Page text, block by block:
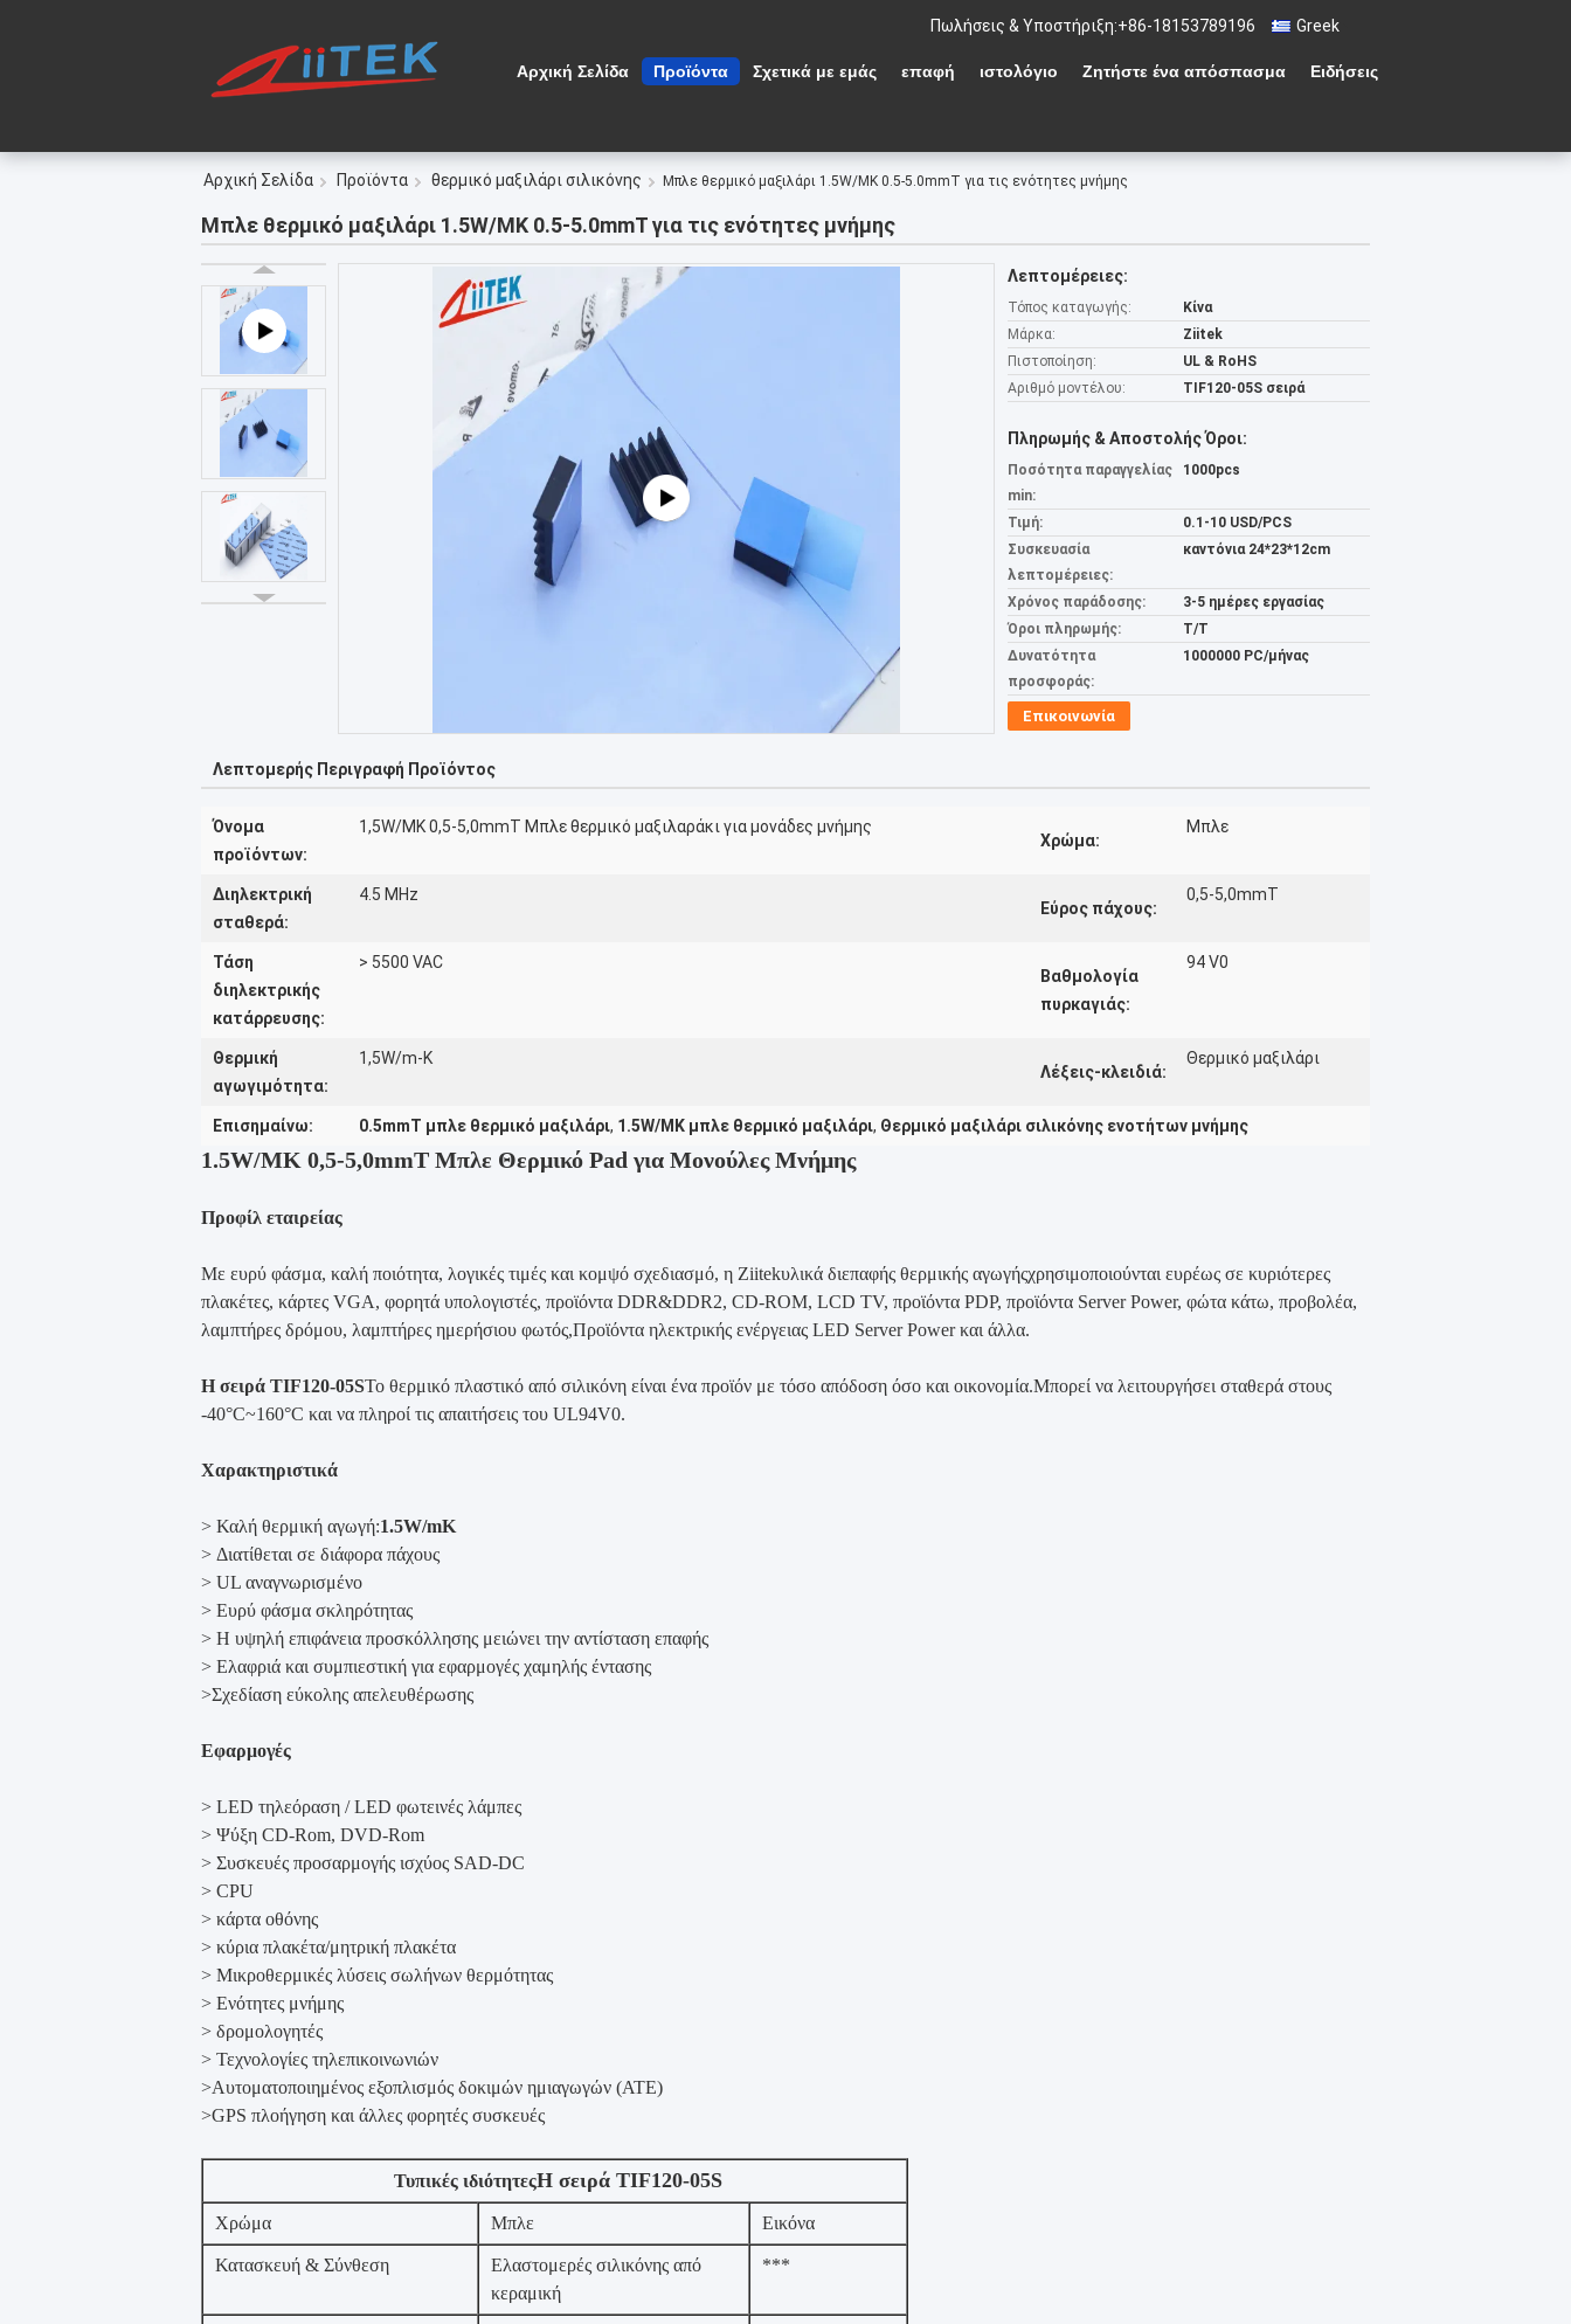
Greek
Πωλήσεις & Υποστήριξη:+86-18153789196
Αρχική Σελίδα Προϊόντα Σχετικά με εμάς επαφή ιστολόγιο Ζητήστε ένα απόσπασμα Ειδήσεις
Αρχική Σελίδα Προϊόντα θερμικό μαξιλάρι σιλικόνης Μπλε θερμικό μαξιλάρι 1.5W/MK 0.5-5.0mmT για τις ενότητες μνήμης
Μπλε θερμικό μαξιλάρι 1.5W/MK 0.5-5.0mmT για τις ενότητες μνήμης
Λεπτομέρειες:
Τόπος καταγωγής:
Κίνα
Μάρκα:
Ziitek
Πιστοποίηση:
UL & RoHS
Αριθμό μοντέλου:
TIF120-05S σειρά
Πληρωμής & Αποστολής Όροι:
Ποσότητα παραγγελίας
min:
1000pcs
Τιμή:
0.1-10 USD/PCS
Συσκευασία
λεπτομέρειες:
καντόνια 24*23*12cm
Χρόνος παράδοσης:
3-5 ημέρες εργασίας
Όροι πληρωμής:
T/T
Δυνατότητα
προσφοράς:
1000000 PC/μήνας
Επικοινωνία
Λεπτομερής Περιγραφή Προϊόντος
Όνομα
προϊόντων:
1,5W/MK 0,5-5,0mmT Μπλε θερμικό μαξιλαράκι για μονάδες μνήμης
Χρώμα:
Μπλε
Διηλεκτρική
σταθερά:
4.5 MHz
Εύρος πάχους:
0,5-5,0mmT
Τάση
διηλεκτρικής
κατάρρευσης:
> 5500 VAC
Βαθμολογία
πυρκαγιάς:
94 V0
Θερμική
αγωγιμότητα:
1,5W/m-K
Λέξεις-κλειδιά:
Θερμικό μαξιλάρι
Επισημαίνω: 0.5mmT μπλε θερμικό μαξιλάρι, 1.5W/MK μπλε θερμικό μαξιλάρι, Θερμικό μαξιλάρι σιλικόνης ενοτήτων μνήμης
1.5W/MK 0,5-5,0mmT Μπλε Θερμικό Pad για Μονούλες Μνήμης
Προφίλ εταιρείας
Με ευρύ φάσμα, καλή ποιότητα, λογικές τιμές και κομψό σχεδιασμό, η Ziitekυλικά διεπαφής θερμικής αγωγήςχρησιμοποιούνται ευρέως σε κυριότερες
πλακέτες, κάρτες VGA, φορητά υπολογιστές, προϊόντα DDR&DDR2, CD-ROM, LCD TV, προϊόντα PDP, προϊόντα Server Power, φώτα κάτω, προβολέα,
λαμπτήρες δρόμου, λαμπτήρες ημερήσιου φωτός,Προϊόντα ηλεκτρικής ενέργειας LED Server Power και άλλα.
Η σειρά TIF120-05SΤο θερμικό πλαστικό από σιλικόνη είναι ένα προϊόν με τόσο απόδοση όσο και οικονομία.Μπορεί να λειτουργήσει σταθερά στους
-40°C~160°C και να πληροί τις απαιτήσεις του UL94V0.
Χαρακτηριστικά
> Καλή θερμική αγωγή:1.5W/mK
> Διατίθεται σε διάφορα πάχους
> UL αναγνωρισμένο
> Ευρύ φάσμα σκληρότητας
> Η υψηλή επιφάνεια προσκόλλησης μειώνει την αντίσταση επαφής
> Ελαφριά και συμπιεστική για εφαρμογές χαμηλής έντασης
>Σχεδίαση εύκολης απελευθέρωσης
Εφαρμογές
> LED τηλεόραση / LED φωτεινές λάμπες
> Ψύξη CD-Rom, DVD-Rom
> Συσκευές προσαρμογής ισχύος SAD-DC
> CPU
> κάρτα οθόνης
> κύρια πλακέτα/μητρική πλακέτα
> Μικροθερμικές λύσεις σωλήνων θερμότητας
> Ενότητες μνήμης
> δρομολογητές
> Τεχνολογίες τηλεπικοινωνιών
>Αυτοματοποιημένος εξοπλισμός δοκιμών ημιαγωγών (ATE)
>GPS πλοήγηση και άλλες φορητές συσκευές
Τυπικές ιδιότητεςΗ σειρά TIF120-05S
Χρώμα Μπλε Εικόνα
Κατασκευή & Σύνθεση
Ελαστομερές σιλικόνης από
κεραμική
***